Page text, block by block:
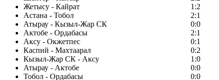
Жетысу - Кайрат
1:2
Астана - Тобол
2:1
Атырау - Кызыл-Жар СК
0:0
Актобе - Ордабасы
2:1
Аксу - Окжетпес
0:1
Каспий - Махтаарал
0:2
Кызыл-Жар СК - Аксу
1:0
Атырау - Актобе
0:0
Тобол - Ордабасы
0:0